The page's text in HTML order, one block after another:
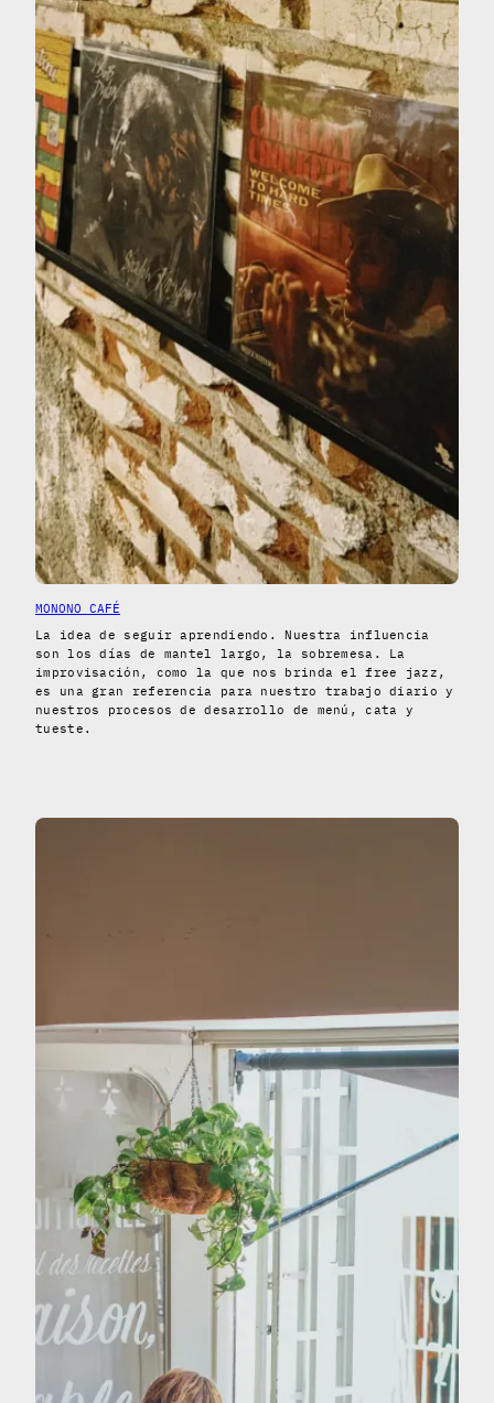
MONONO CAFÉ
La idea de seguir aprendiendo. Nuestra influencia
son los días de mantel largo, la sobremesa. La
improvisación, como la que nos brinda el free jazz,
es una gran referencia para nuestro trabajo diario y
nuestros procesos de desarrollo de menú, cata y
tueste.